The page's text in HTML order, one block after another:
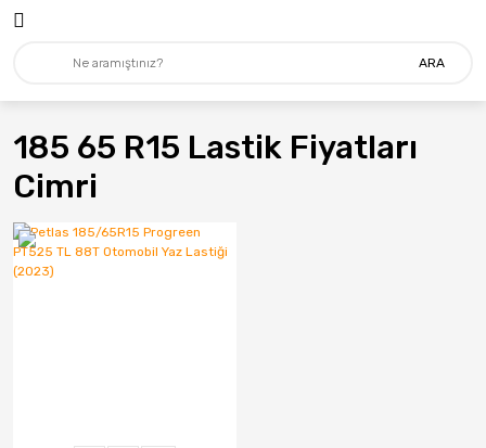
ARA
185 65 R15 Lastik Fiyatları
Cimri